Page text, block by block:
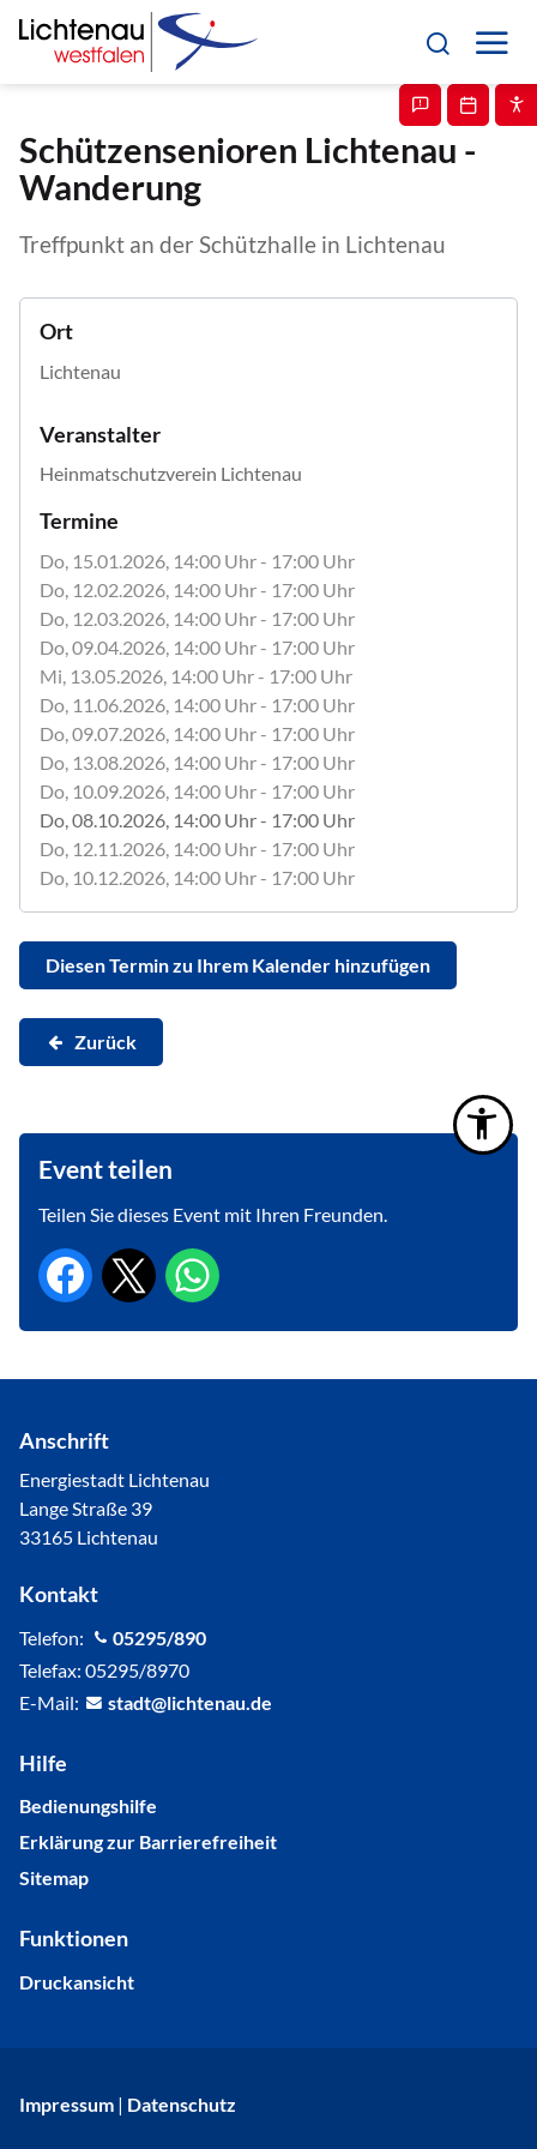
Schützensenioren Lichtenau -
Wanderung
Treffpunkt an der Schützhalle in Lichtenau
Ort
Lichtenau
Veranstalter
Heinmatschutzverein Lichtenau
Termine
Do, 15.01.2026 , 14:00 Uhr- 17:00 Uhr
Do, 12.02.2026 , 14:00 Uhr- 17:00 Uhr
Do, 12.03.2026 , 14:00 Uhr- 17:00 Uhr
Do, 09.04.2026 , 14:00 Uhr- 17:00 Uhr
Mi, 13.05.2026 , 14:00 Uhr- 17:00 Uhr
Do, 11.06.2026 , 14:00 Uhr- 17:00 Uhr
Do, 09.07.2026 , 14:00 Uhr- 17:00 Uhr
Do, 13.08.2026 , 14:00 Uhr- 17:00 Uhr
Do, 10.09.2026 , 14:00 Uhr- 17:00 Uhr
Do, 08.10.2026 , 14:00 Uhr- 17:00 Uhr
Do, 12.11.2026 , 14:00 Uhr- 17:00 Uhr
Do, 10.12.2026 , 14:00 Uhr- 17:00 Uhr
Diesen Termin zu Ihrem Kalender hinzufügen
Zurück
Event teilen
Teilen Sie dieses Event mit Ihren Freunden.
Anschrift
Energiestadt Lichtenau
Lange Straße 39
33165 Lichtenau
Kontakt
Telefon:
05295/890
Telefax: 05295/8970
E-Mail:
st dt l cht n d
Hilfe
Bedienungshilfe
Erklärung zur Barrierefreiheit
Sitemap
Funktionen
Druckansicht
Impressum | Datenschutz